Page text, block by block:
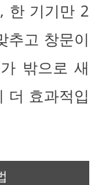
한 기기만 2
추고 창문이
밖으로 새
더 효과적입